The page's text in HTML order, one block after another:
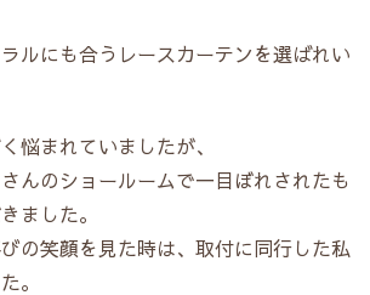
ルにも合うレースカーテンを選ばれい
悩まれていましたが、
んのショールームで一目ぼれされたも
ました。
の笑顔を見た時は、取付に同行した私
。